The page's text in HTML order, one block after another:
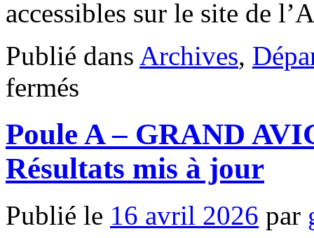
accessibles sur le site de
Publié dans Archives,
fermés
Golf
Ouest
Provence
Miramas
–
avril
2026
Poule A – GRAND
Résultats mis à jour
Publié le 16 avril 2026 par